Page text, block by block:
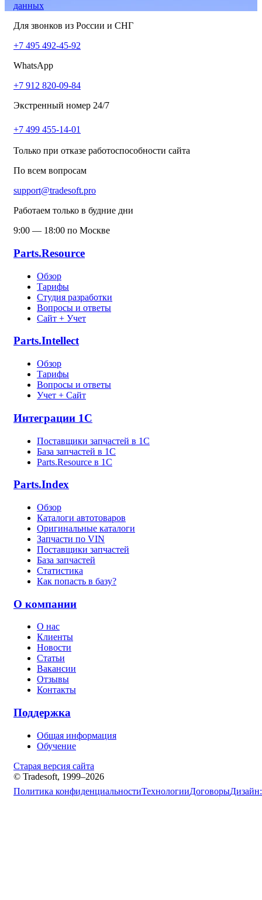
данных
Для звонков из России и СНГ
+7 495 492-45-92
WhatsApp
+7 912 820-09-84
Экстренный номер 24/7
+7 499 455-14-01
Только при отказе работоспособности сайта
По всем вопросам
support@tradesoft.pro
Работаем только в будние дни
9:00 — 18:00 по Москве
Parts.Resource
Обзор
Тарифы
Студия разработки
Вопросы и ответы
Сайт + Учет
Parts.Intellect
Обзор
Тарифы
Вопросы и ответы
Учет + Сайт
Интеграции 1С
Поставщики запчастей в 1C
База запчастей в 1С
Parts.Resource в 1C
Parts.Index
Обзор
Каталоги автотоваров
Оригинальные каталоги
Запчасти по VIN
Поставщики запчастей
База запчастей
Статистика
Как попасть в базу?
О компании
О нас
Клиенты
Новости
Статьи
Вакансии
Отзывы
Контакты
Поддержка
Общая информация
Обучение
Старая версия сайта
© Tradesoft, 1999–2026
Политика конфиденциальностиТехнологииДоговорыДизайн: